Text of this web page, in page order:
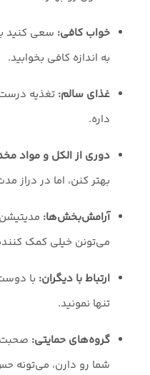
خواب کافی: سعی کنید
به اندازه کافی بخوابید.
غذای سالم: تغذیه
داره.
دوری از الکل و مواد
بهتر کنن، اما در دراز
آرامش‌بخش‌ها:
می‌تونن خیلی کمک
ارتباط با دیگران: با
تنها نمونید.
گروه‌های حمایتی: صحبت
شما رو دارن، می‌تونه